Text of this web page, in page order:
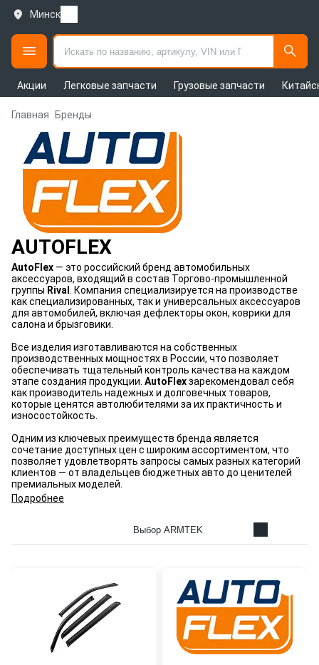
Минск
Акции Легковые запчасти Грузовые запчасти
Главная Бренды
AUTOFLEX
AutoFlex — это российский бренд автомобильных
аксессуаров, входящий в состав Торгово-промышленной
группы Rival
. Компания специализируется на производстве
как специализированных, так и универсальных аксессуаров
для автомобилей, включая дефлекторы окон, коврики для
салона и брызговики.
Все изделия изготавливаются на собственных
производственных мощностях в России, что позволяет
обеспечивать тщательный контроль качества на каждом
этапе создания продукции. AutoFlexзарекомендовал себя
как производитель надежных и долговечных товаров,
которые ценятся автолюбителями за их практичность и
износостойкость.
Одним из ключевых преимуществ бренда является
сочетание доступных цен с широким ассортиментом, что
позволяет удовлетворять запросы самых разных категорий
клиентов — от владельцев бюджетных авто до ценителей
премиальных моделей.
Подробнее
Выбор ARMTEK